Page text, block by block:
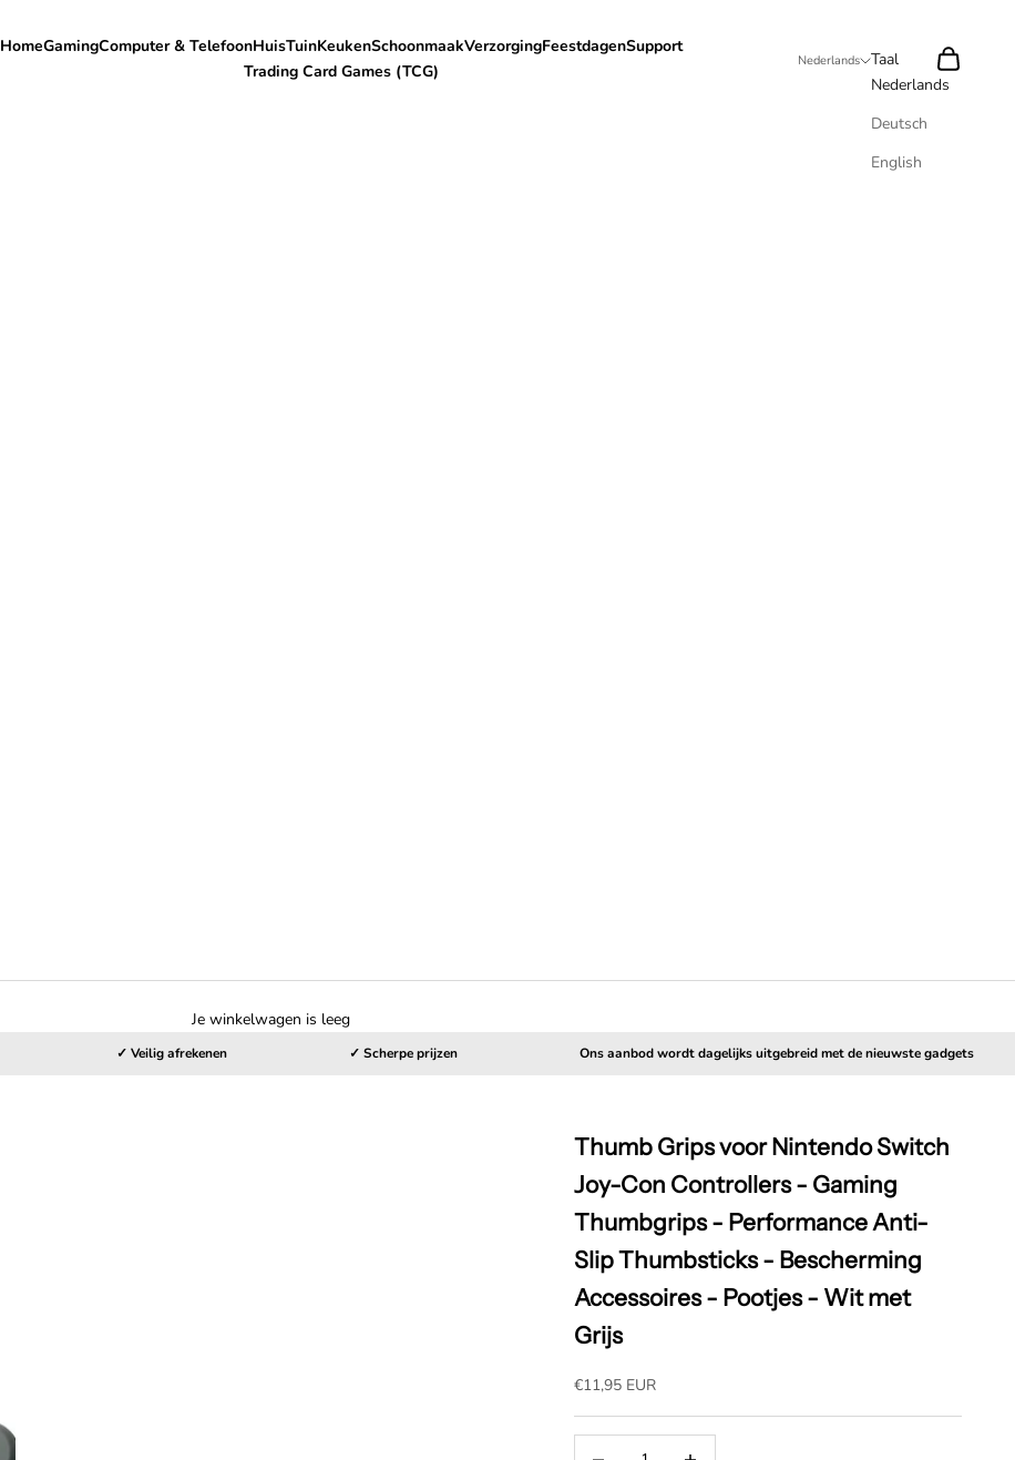
HomeGamingComputer & TelefoonHuisTuinKeukenSchoonmaakVerzorgingFeestdagenSupport
Trading Card Games (TCG)
Nederlands
Taal
Nederlands
Deutsch
English
Zoeken
Je winkelwagen is leeg
✓ Veilig afrekenen ✓ Scherpe prijzen Ons aanbod wordt dagelijks uitgebreid met de nieuwste gadgets
Thumb Grips voor Nintendo Switch
Joy-Con Controllers - Gaming
Thumbgrips - Performance Anti-
Slip Thumbsticks - Bescherming
Accessoires - Pootjes - Wit met
Grijs
Aanbiedingsprijs
€11,95 EUR